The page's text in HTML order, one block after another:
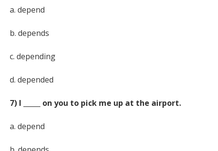
a. depend
b. depends
c. depending
d. depended
7) I _____ on you to pick me up at the airport.
a. depend